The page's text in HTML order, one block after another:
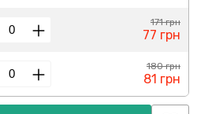
171 грн
77 грн
180 грн
81 грн